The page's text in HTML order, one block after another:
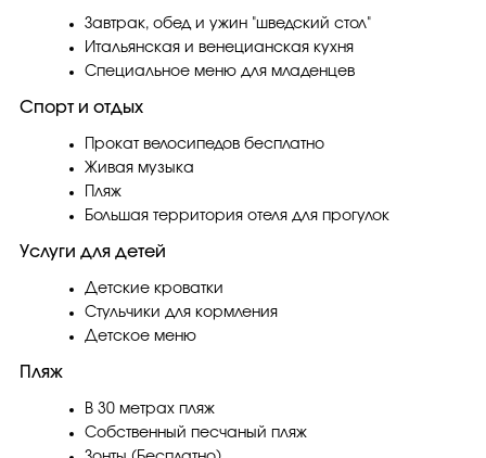
Завтрак, обед и ужин "шведский стол"
Итальянская и венецианская кухня
Специальное меню для младенцев
Спорт и отдых
Прокат велосипедов бесплатно
Живая музыка
Пляж
Большая территория отеля для прогулок
Услуги для детей
Детские кроватки
Стульчики для кормления
Детское меню
Пляж
В 30 метрах пляж
Собственный песчаный пляж